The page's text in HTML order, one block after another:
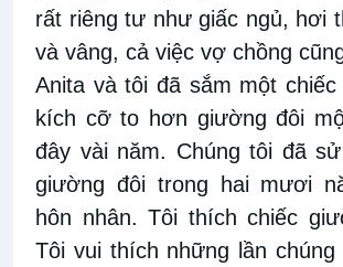
rất riêng tư như giấc ngủ, hơi
và vâng, cả việc vợ chồng
Anita và tôi đã sắm một
kích cỡ to hơn giường đôi
đây vài năm. Chúng tôi đã
giường đôi trong hai mươi
hôn nhân. Tôi thích chiếc
Tôi vui thích những lần